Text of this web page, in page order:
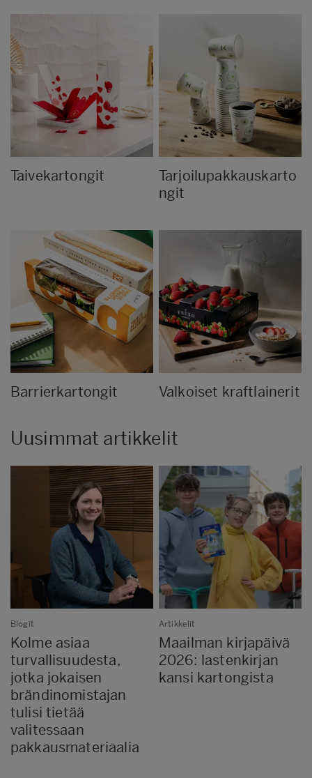
Taivekartongit
Tarjoilupakkauskarto
ngit
Barrierkartongit Valkoiset kraftlainerit
Uusimmat artikkelit
Blogit
Kolme asiaa
turvallisuudesta,
jotka jokaisen
brändinomistajan
tulisi tietää
valitessaan
pakkausmateriaalia
Artikkelit
Maailman kirjapäivä
2026: lastenkirjan
kansi kartongista